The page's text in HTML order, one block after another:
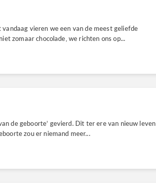
vieren we een van de meest geliefde
zomaar chocolade, we richten ons op...
de geboorte’ gevierd. Dit ter ere van nieuw leven
zou er niemand meer...